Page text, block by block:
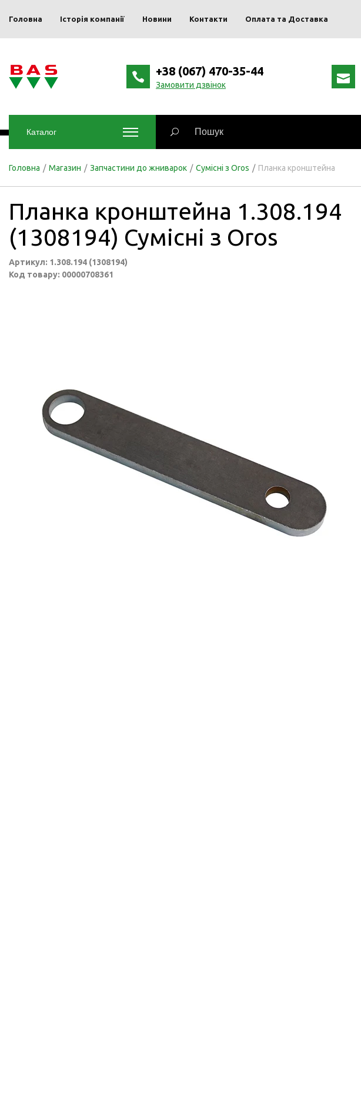
Головна Історія компанії Новини Контакти Оплата та Доставка
+38 (067) 470-35-44
Замовити дзвінок
Каталог
Головна / Магазин / Запчастини до жниварок / Сумісні з Oros / Планка кронштейна
Планка кронштейна 1.308.194
(1308194) Сумісні з Oros
Артикул: 1.308.194 (1308194)
Код товару: 00000708361